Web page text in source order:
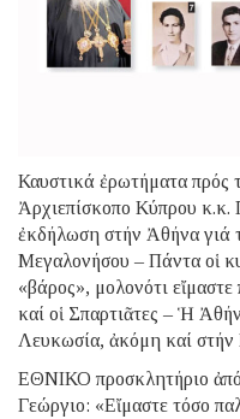
Καυστικά ἐρωτήματα πρός
Ἀρχιεπίσκοπο Κύπρου
ἐκδήλωση στήν Ἀθήνα γιά
Μεγαλονήσου – Πάντα οἱ
«βάρος», μολονότι
καί οἱ Σπαρτιᾶτες – Ἡ
Λευκωσία, ἀκόμη καί
ΕΘΝΙΚΟ προσκλητήριο
Γεώργιο: «Εἴμαστε τόσο